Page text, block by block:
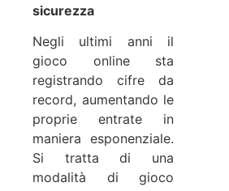
sicurezza
Negli ultimi anni il
gioco online sta
registrando cifre da
record, aumentando le
proprie entrate in
maniera esponenziale.
Si tratta di una
modalità di gioco